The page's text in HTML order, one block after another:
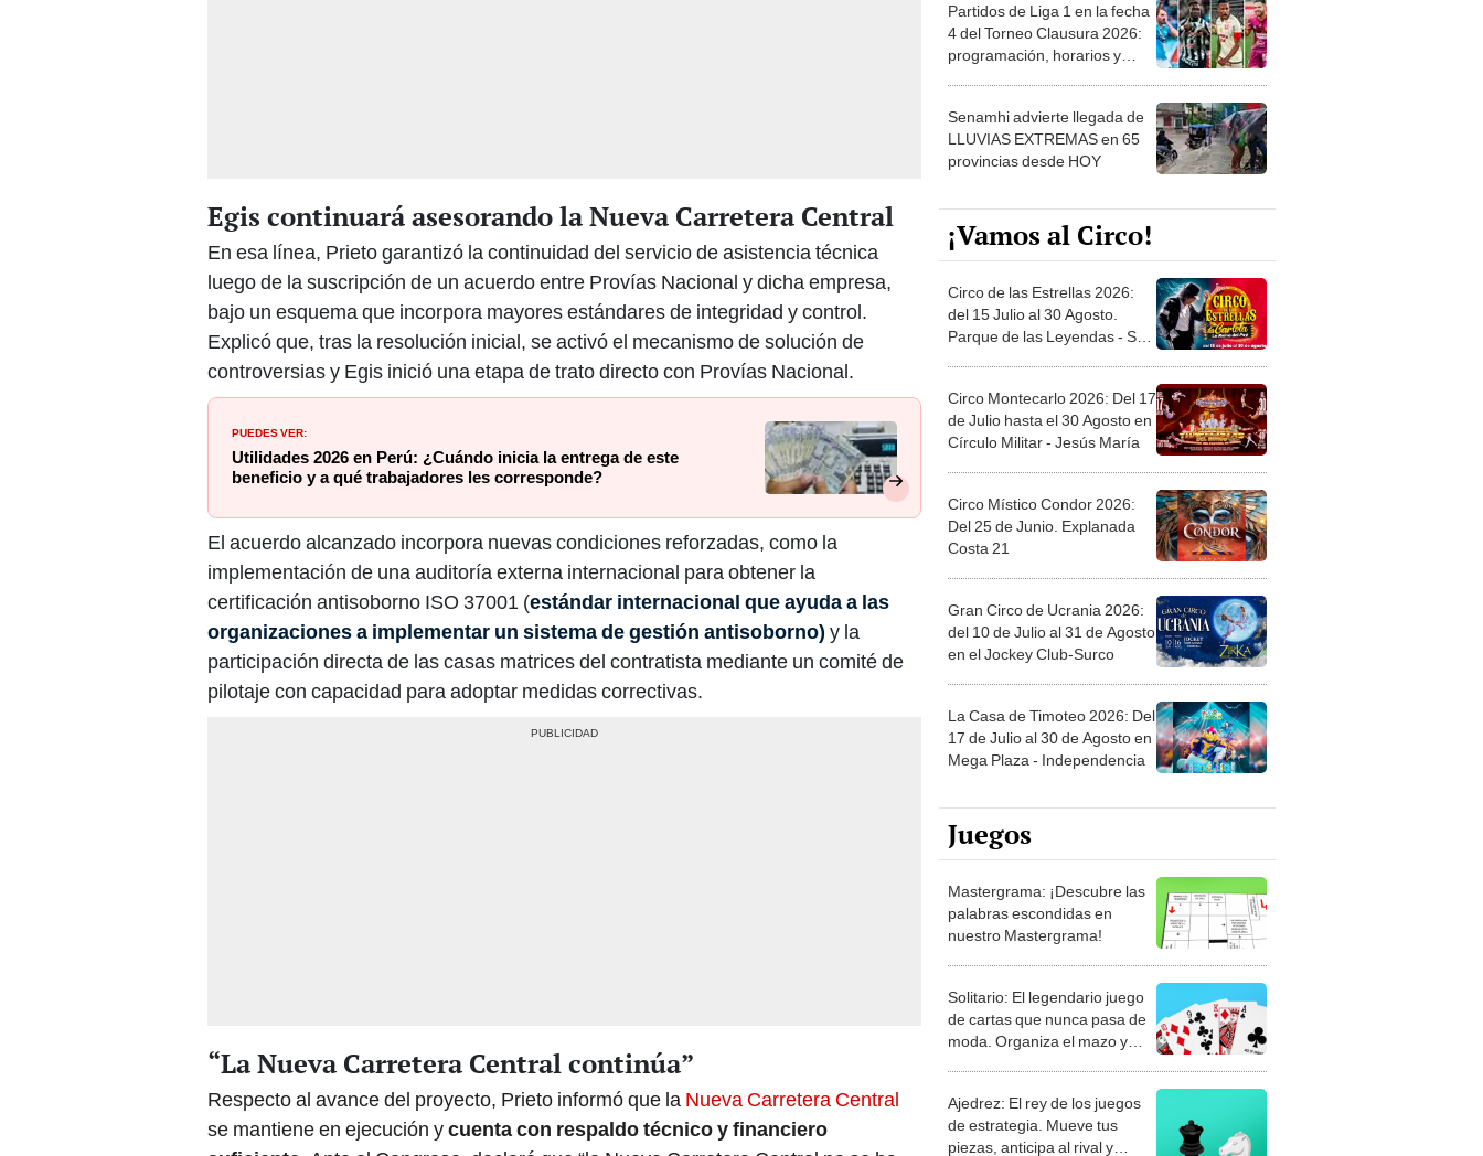
Egis continuará asesorando la Nueva Carretera Central
En esa línea, Prieto garantizó la continuidad del servicio de asistencia técnica
luego de la suscripción de un acuerdo entre Provías Nacional y dicha empresa,
bajo un esquema que incorpora mayores estándares de integridad y control.
Explicó que, tras la resolución inicial, se activó el mecanismo de solución de
controversias y Egis inició una etapa de trato directo con Provías Nacional.
PUEDES VER:
Utilidades 2026 en Perú: ¿Cuándo inicia la entrega de este
beneficio y a qué trabajadores les corresponde?
El acuerdo alcanzado incorpora nuevas condiciones reforzadas, como la
implementación de una auditoría externa internacional para obtener la
certificación antisoborno ISO 37001 (estándar internacional que ayuda a las
organizaciones a implementar un sistema de gestión antisoborno) y la
participación directa de las casas matrices del contratista mediante un comité de
pilotaje con capacidad para adoptar medidas correctivas.
“La Nueva Carretera Central continúa”
Respecto al avance del proyecto, Prieto informó que la Nueva Carretera Central
se mantiene en ejecución ycuenta con respaldo técnico y financiero
Partidos de Liga 1 en la fecha
4 del Torneo Clausura 2026:
programación, horarios y
Senamhi advierte llegada de
LLUVIAS EXTREMAS en 65
provincias desde HOY
¡Vamos al Circo!
Circo de las Estrellas 2026:
del 15 Julio al 30 Agosto.
Parque de las Leyendas - San
Circo Montecarlo 2026: Del 17
de Julio hasta el 30 Agosto en
Círculo Militar - Jesús María
Circo Místico Condor 2026:
Del 25 de Junio. Explanada
Costa 21
Gran Circo de Ucrania 2026:
del 10 de Julio al 31 de Agosto
en el Jockey Club-Surco
La Casa de Timoteo 2026: Del
17 de Julio al 30 de Agosto en
Mega Plaza - Independencia
Juegos
Mastergrama: ¡Descubre las
palabras escondidas en
nuestro Mastergrama!
Solitario: El legendario juego
de cartas que nunca pasa de
moda. Organiza el mazo y
Ajedrez: El rey de los juegos
de estrategia. Mueve tus
piezas, anticipa al rival y